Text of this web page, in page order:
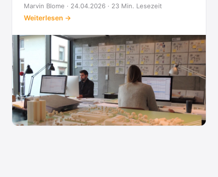
Architekten-FAQ.
Marvin Blome · 24.04.2026 · 23 Min. Lesezeit
Weiterlesen →